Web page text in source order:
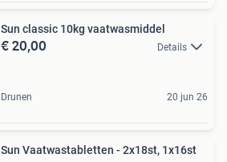
Sun classic 10kg vaatwasmiddel
€ 20,00 Details
Drunen 20 jun 26
Sun Vaatwastabletten - 2x18st, 1x16st